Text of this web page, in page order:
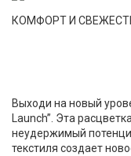
КОМФОРТ И
Выходи на новый
Launch”. Эта
неудержимый
текстиля создает